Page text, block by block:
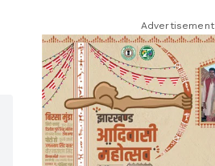
Advertisement